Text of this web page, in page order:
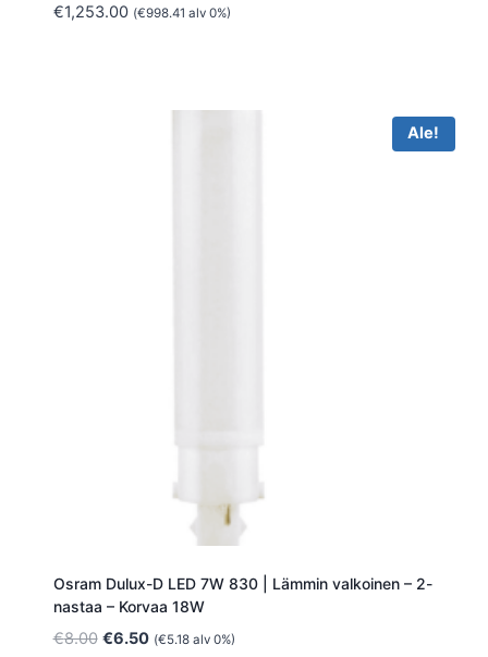
€1,253.00 (€998.41 alv 0%)
Ale!
Osram Dulux-D LED 7W 830 | Lämmin valkoinen – 2-
nastaa – Korvaa 18W
€8.00 Alkuperäinen
€6.50Nykyinen
(€5.18alv 0%)